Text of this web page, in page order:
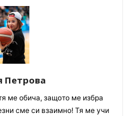
Петрова
ме обича, защото ме избра
сме си взаимно! Тя ме учи